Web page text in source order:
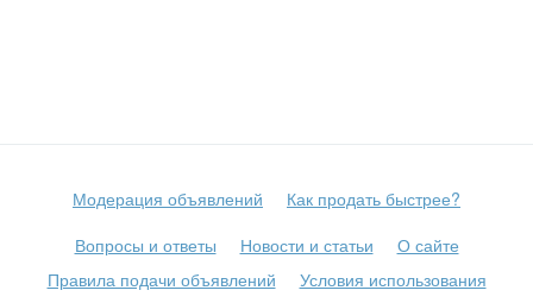
Модерация объявлений
Как продать быстрее?
Вопросы и ответы
Новости и статьи
О сайте
Правила подачи объявлений
Условия использования